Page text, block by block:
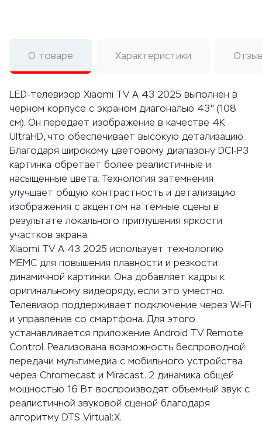
О товаре Характеристики
LED-телевизор Xiaomi TV A 43 2025 выполнен в
черном корпусе с экраном диагональю 43" (108
см). Он передает изображение в качестве 4K
UltraHD, что обеспечивает высокую детализацию.
Благодаря широкому цветовому диапазону DCI-P3
картинка обретает более реалистичные и
насыщенные цвета. Технология затемнения
улучшает общую контрастность и детализацию
изображения с акцентом на темные сцены в
результате локального приглушения яркости
участков экрана.
Xiaomi TV A 43 2025 использует технологию
MEMC для повышения плавности и резкости
динамичной картинки. Она добавляет кадры к
оригинальному видеоряду, если это уместно.
Телевизор поддерживает подключение через Wi-Fi
и управление со смартфона. Для этого
устанавливается приложение Android TV Remote
Control. Реализована возможность беспроводной
передачи мультимедиа с мобильного устройства
через Chromecast и Miracast. 2 динамика общей
мощностью 16 Вт воспроизводят объемный звук с
реалистичной звуковой сценой благодаря
алгоритму DTS Virtual:X.